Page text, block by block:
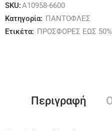
SKU:A10958-6600
Κατηγορία: ΠΑΝΤΟΦΛΕΣ
Ετικέτα: ΠΡΟΣΦΟΡΕΣ ΕΩΣ 50%
Περιγραφή